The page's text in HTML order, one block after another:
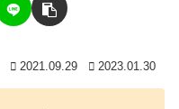
2021.09.29 2023.01.30